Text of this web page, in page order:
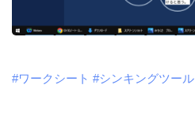
#ワークシート #シンキングツール